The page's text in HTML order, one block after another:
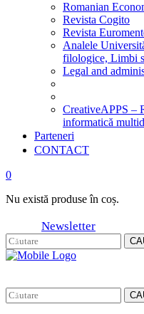
Romanian
Revista Cogito
Revista
Analele
filologice, Limbi
Legal and
CreativeAPPS –
informatică
Parteneri
CONTACT
0
Nu există produse în coș.
Newsletter